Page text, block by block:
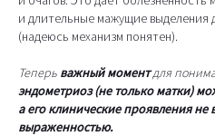
и длительные мажущие выделения
(надеюсь механизм понятен).
Теперь важный моментдля
эндометриоз (не только матки)
а его клинические проявления не
выраженностью.